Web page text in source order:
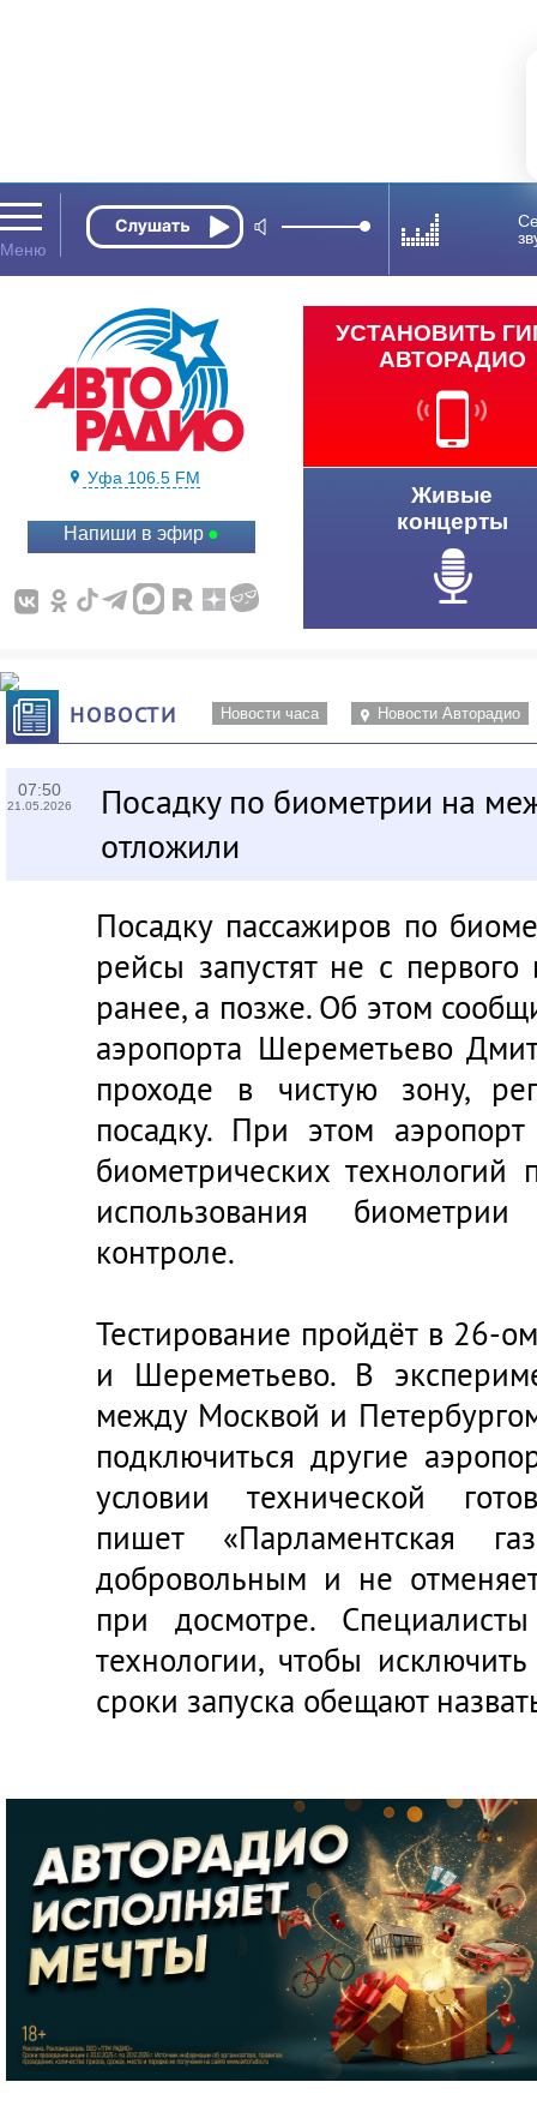
Уфа 106.5 FM
Напиши в эфир
УСТАНОВИТЬ
АВТОРАДИО
Живые
концерты
НОВОСТИ Новости часа Новости Авторадио
07:50
21.05.2026
Посадку по биометрии на
отложили
Посадку пассажиров по
рейсы запустят не с
ранее, а позже. Об этом
аэропорта Шереметьево
проходе в чистую зону,
посадку. При этом
биометрических технологий
использования
контроле.
Тестирование пройдёт в 26-
и Шереметьево. В
между Москвой и
подключиться другие
условии технической
пишет «Парламентская
добровольным и не
при досмотре.
технологии, чтобы
сроки запуска обещают